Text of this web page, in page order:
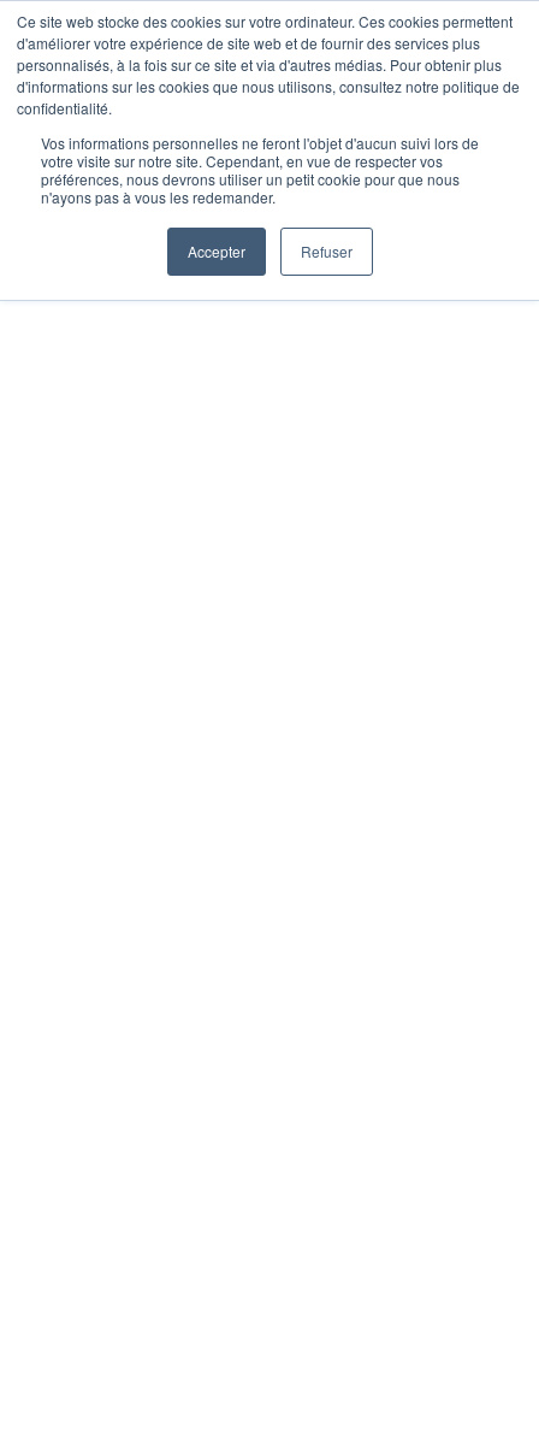
Ce site web stocke des cookies sur votre ordinateur. Ces cookies permettent
d'améliorer votre expérience de site web et de fournir des services plus
personnalisés, à la fois sur ce site et via d'autres médias. Pour obtenir plus
d'informations sur les cookies que nous utilisons, consultez notre politique de
confidentialité.
Vos informations personnelles ne feront l'objet d'aucun suivi lors de
votre visite sur notre site. Cependant, en vue de respecter vos
préférences, nous devrons utiliser un petit cookie pour que nous
n'ayons pas à vous les redemander.
Accepter Refuser
Skip
to
content
Opal Solutions
Toggle